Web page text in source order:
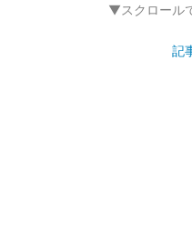
▼スクロール
記